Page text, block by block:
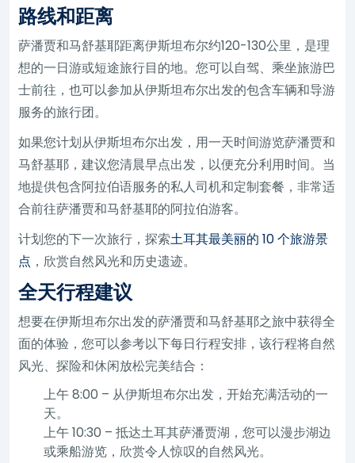
路线和距离
萨潘贾和马舒基耶距离伊斯坦布尔约120-130公里，是理
想的一日游或短途旅行目的地。您可以自驾、乘坐旅游巴
士前往，也可以参加从伊斯坦布尔出发的包含车辆和导游
服务的旅行团。
如果您计划从伊斯坦布尔出发，用一天时间游览萨潘贾和
马舒基耶，建议您清晨早点出发，以便充分利用时间。当
地提供包含阿拉伯语服务的私人司机和定制套餐，非常适
合前往萨潘贾和马舒基耶的阿拉伯游客。
计划您的下一次旅行，探索土耳其最美丽的 10 个旅游景
点 ，欣赏自然风光和历史遗迹。
全天行程建议
想要在伊斯坦布尔出发的萨潘贾和马舒基耶之旅中获得全
面的体验，您可以参考以下每日行程安排，该行程将自然
风光、探险和休闲放松完美结合：
上午 8:00 – 从伊斯坦布尔出发，开始充满活动的一
天。
上午 10:30 – 抵达土耳其萨潘贾湖，您可以漫步湖边
或乘船游览，欣赏令人惊叹的自然风光。